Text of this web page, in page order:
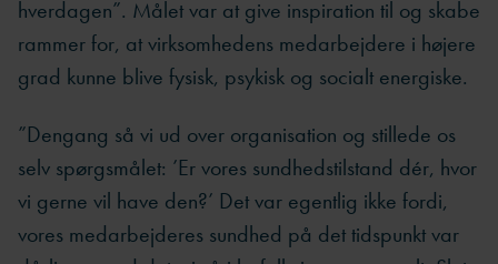
hverdagen”. Målet var at give inspiration til og skabe
rammer for, at virksomhedens medarbejdere i højere
grad kunne blive fysisk, psykisk og socialt energiske.
”Dengang så vi ud over organisation og stillede os
selv spørgsmålet: ’Er vores sundhedstilstand dér, hvor
vi gerne vil have den?’ Det var egentlig ikke fordi,
vores medarbejderes sundhed på det tidspunkt var